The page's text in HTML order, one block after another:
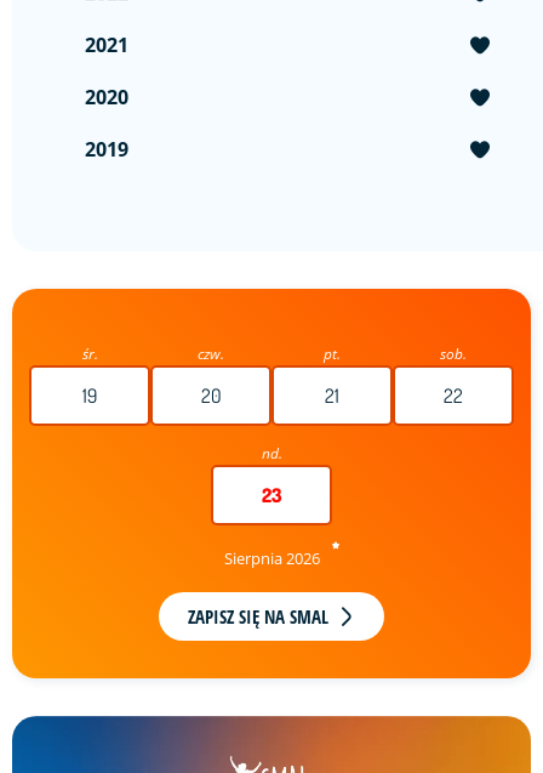
2021
2020
2019
śr.
19
czw.
20
pt.
21
sob.
22
nd.
23
Sierpnia 2026
ZAPISZ SIĘ NA SMAL